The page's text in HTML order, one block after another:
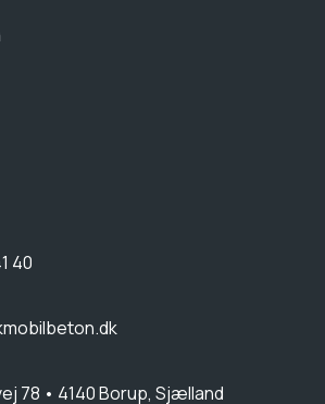
40
78 • 4140 Borup, Sjælland